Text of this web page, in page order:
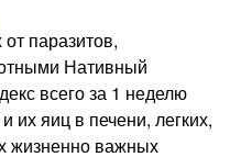
паразитов,
Нативный
всего за 1 неделю
их яиц в печени, легких,
жизненно важных